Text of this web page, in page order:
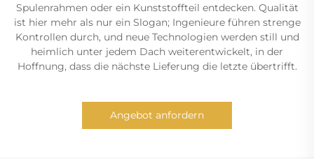
Spulenrahmen oder ein Kunststoffteil entdecken. Qualität
ist hier mehr als nur ein Slogan; Ingenieure führen strenge
Kontrollen durch, und neue Technologien werden still und
heimlich unter jedem Dach weiterentwickelt, in der
Hoffnung, dass die nächste Lieferung die letzte übertrifft.
Angebot anfordern